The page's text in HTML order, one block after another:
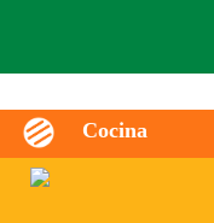
Cocina